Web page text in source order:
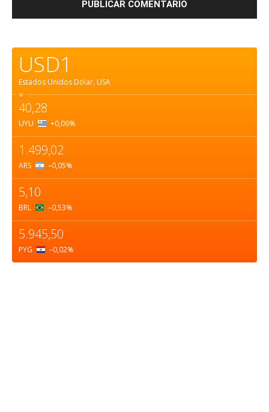
USD1
Estados Unidos Dólar. USA
=
40,28
UYU +0,06%
1.499,02
ARS –0,05%
5,10
BRL –0,53%
5.945,50
PYG –0,02%